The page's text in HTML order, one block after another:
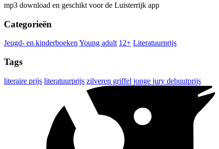
mp3 download en geschikt voor de Luisterrijk app
Categorieën
Jeugd- en kinderboeken Young adult 12+ Literatuurprijs
Tags
literaire prijs literatuurprijs zilveren griffel jonge jury debuutprijs